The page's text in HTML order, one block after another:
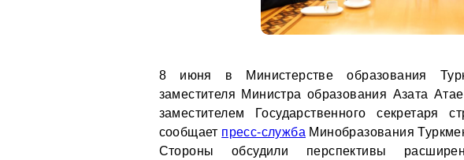
8 июня в Министерстве образования
заместителя Министра образования Азата
заместителем Государственного
сообщает пресс-служба Минобразования
Стороны обсудили перспективы